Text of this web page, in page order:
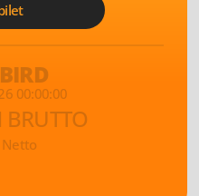
00:00:00
Netto